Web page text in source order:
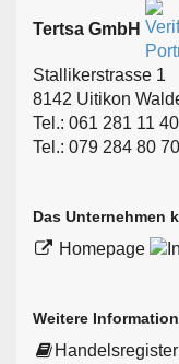
Tertsa GmbH
Stallikerstrasse 1
8142 Uitikon
Tel.: 061 281 11 40
Tel.: 079 284 80 70
Das Unternehmen
Homepage
Weitere
Handelsregister